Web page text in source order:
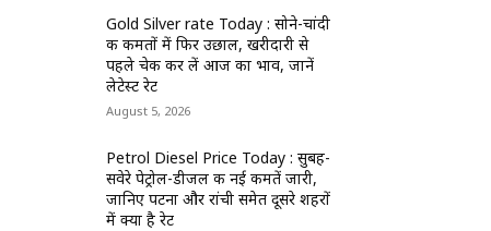
Gold Silver rate Today : सोने-चांदी
की कीमतों में फिर उछाल, खरीदारी से
पहले चेक कर लें आज का भाव, जानें
लेटेस्ट रेट
August 5, 2026
Petrol Diesel Price Today : सुबह-
सवेरे पेट्रोल-डीजल की नई कीमतें जारी,
जानिए पटना और रांची समेत दूसरे शहरों
में क्या है रेट